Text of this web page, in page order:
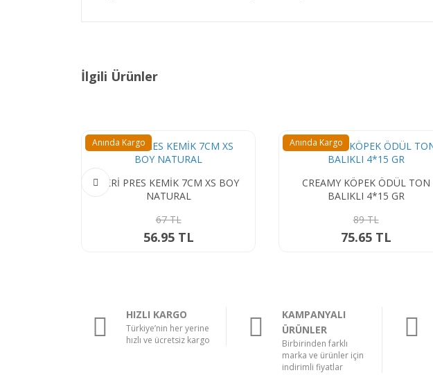
İlgili Ürünler
DERİ PRES KEMİK 7CM XS BOY
NATURAL
67 TL
56.95 TL
Anında Kargo
CREAMY KÖPEK ÖDÜL TON
BALIKLI 4*15 GR
89 TL
75.65 TL
Anında Kargo
HIZLI KARGO
Türkiye’nin her yerine
hızlı ve ücretsiz kargo
KAMPANYALI
ÜRÜNLER
Birbirinden farklı
marka ve ürünler için
indirimli fiyatlar